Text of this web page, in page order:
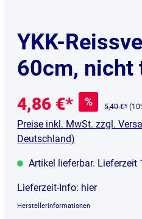
YKK-
60cm, nicht
4,86 €* % 5,40 €*
Preise inkl. MwSt. zzgl.
Deutschland)
Artikel lieferbar. Lieferzeit
Lieferzeit-Info: hier
Herstellerinformationen